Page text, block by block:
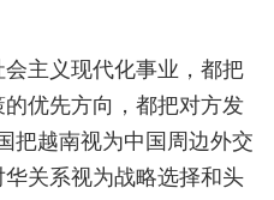
主义现代化事业，都把
优先方向，都把对方发
把越南视为中国周边外交
关系视为战略选择和头